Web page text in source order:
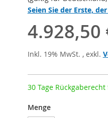
Seien Sie der Erste,
4.928,50
Inkl. 19% MwSt. , exkl.
30 Tage
Menge